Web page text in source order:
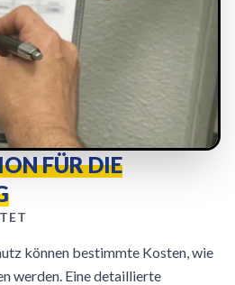
FÜR DIE
können bestimmte Kosten, wie
werden. Eine detaillierte